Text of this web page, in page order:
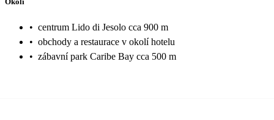
• centrum Lido di Jesolo cca 900 m
• obchody a restaurace v okolí hotelu
• zábavní park Caribe Bay cca 500 m